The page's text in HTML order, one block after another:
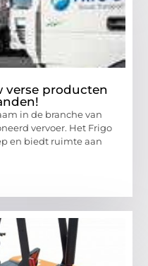
verse producten
in de branche van
vervoer. Het Frigo
en biedt ruimte aan